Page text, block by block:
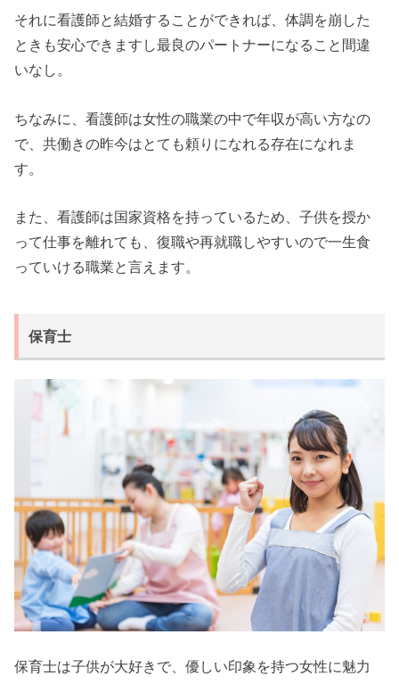
それに看護師と結婚することができれば、体調を崩した
ときも安心できますし最良のパートナーになること間違
いなし。
ちなみに、看護師は女性の職業の中で年収が高い方なの
で、共働きの昨今はとても頼りになれる存在になれま
す。
また、看護師は国家資格を持っているため、子供を授か
って仕事を離れても、復職や再就職しやすいので一生食
っていける職業と言えます。
保育士
保育士は子供が大好きで、優しい印象を持つ女性に魅力